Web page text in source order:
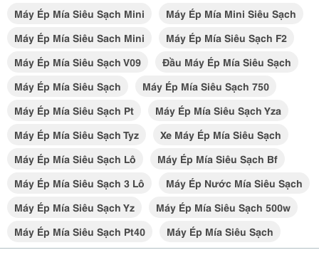
Máy Ép Mía Siêu Sạch Mini
Máy Ép Mía Mini Siêu Sạch
Máy Ép Mía Siêu Sach Mini
Máy Ép Mía Siêu Sạch F2
Máy Ép Mía Siêu Sạch V09
Đầu Máy Ép Mía Siêu Sạch
Máy Ép Mía Siêu Sạch
Máy Ép Mía Siêu Sạch 750
Máy Ép Mía Siêu Sạch Pt
Máy Ép Mía Siêu Sạch Yza
Máy Ép Mía Siêu Sạch Tyz
Xe Máy Ép Mía Siêu Sạch
Máy Ép Mía Siêu Sạch Lô
Máy Ép Mía Siêu Sạch Bf
Máy Ép Mía Siêu Sạch 3 Lô
Máy Ép Nước Mía Siêu Sạch
Máy Ép Mía Siêu Sạch Yz
Máy Ép Mía Siêu Sạch 500w
Máy Ép Mía Siêu Sạch Pt40
Máy Ép Mía Siêu Sạch